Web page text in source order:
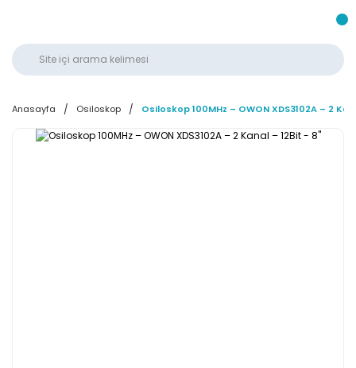
Anasayfa Osiloskop Osiloskop 100MHz – OWON XDS3102A – 2